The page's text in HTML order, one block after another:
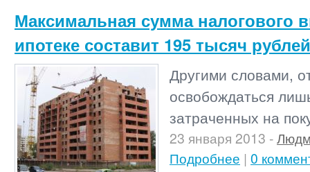
Максимальная сумма налогового
ипотеке составит 195 тысяч рублей
Другими словами,
освобождаться
затраченных на
23 января 2013 -
Подробнее | 0